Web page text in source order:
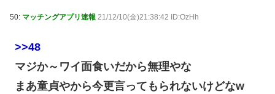
50: マッチングアプリ速報 21/12/10(金)21:38:42 ID:OzHh
>>48
マジか～ワイ面食いだから無理やな
まあ童貞やから今更言ってもられないけどなw